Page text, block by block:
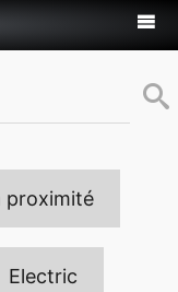
proximité
Electric